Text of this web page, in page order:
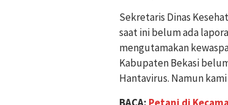
Sekretaris Dinas
saat ini belum ada
mengutamakan
Kabupaten Bekasi
Hantavirus. Namun
BACA: Petani di